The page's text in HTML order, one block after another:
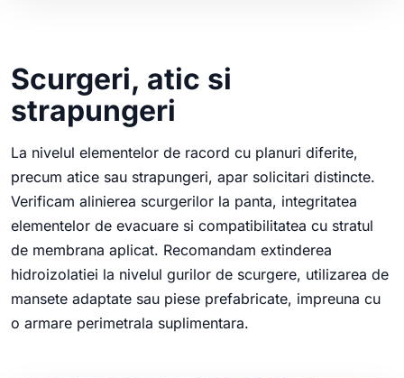
Scurgeri, atic si
strapungeri
La nivelul elementelor de racord cu planuri diferite,
precum atice sau strapungeri, apar solicitari distincte.
Verificam alinierea scurgerilor la panta, integritatea
elementelor de evacuare si compatibilitatea cu stratul
de membrana aplicat. Recomandam extinderea
hidroizolatiei la nivelul gurilor de scurgere, utilizarea de
mansete adaptate sau piese prefabricate, impreuna cu
o armare perimetrala suplimentara.